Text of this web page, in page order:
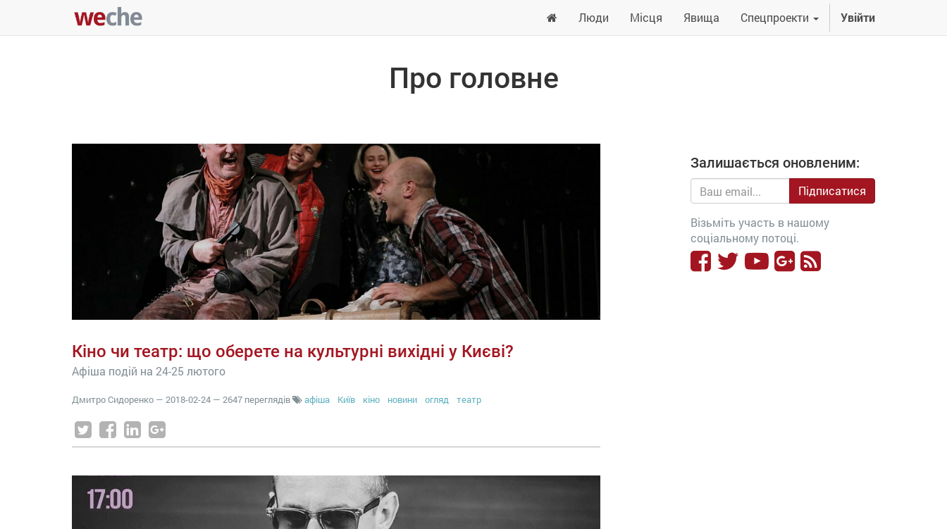
Люди Місця Явища Спецпроекти Увійти
Про головне
Кіно чи театр: що оберете на культурні вихідні у Києві?
Афіша подій на 24-25 лютого
Дмитро Сидоренко — 2018-02-24 — 2647 переглядів афіша Київ кіно новини огляд театр
Залишається оновленим:
Підписатися
Візьміть участь в нашому
соціальному потоці.